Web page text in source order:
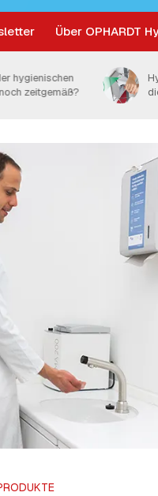
Über OPHARDT
hygienischen
zeitgemäß?